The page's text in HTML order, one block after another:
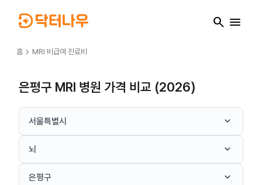
search menu
홈 chevron_right MRI 비급여 진료비
은평구 MRI 병원 가격 비교 (2026)
서울특별시 keyboard_arrow_down
뇌 keyboard_arrow_down
은평구 keyboard_arrow_down